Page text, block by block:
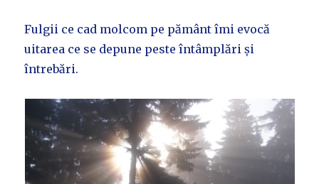
Fulgii ce cad molcom pe pământ îmi evocă
uitarea ce se depune peste întâmplări și
întrebări.